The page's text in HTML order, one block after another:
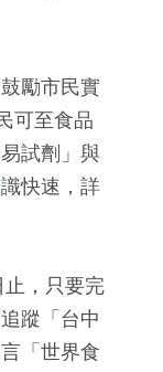
勵市民實
可至食品
試劑」與
快速，詳
，只要完
蹤「台中
「世界食
2024總統大選
+ 1130